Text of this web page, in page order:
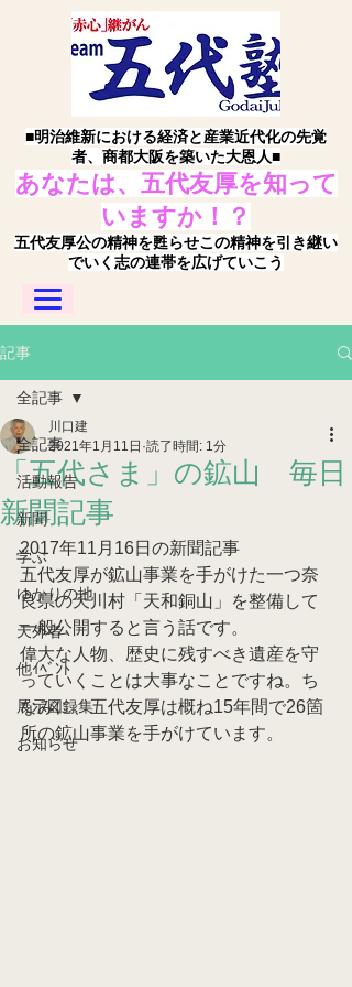
■明治維新における経済と産業近代化の先覚
者、商都大阪を築いた大恩人■
あなたは、五代友厚を知って
いますか！？
五代友厚公の精神を甦らせこの精神を引き継い
でいく志の連帯を広げていこう
記事
全記事
活動報告
新聞
学ぶ
ゆかりの地
天外者
他ｲﾍﾞﾝﾄ
展示図録集
お知らせ
全記事
「五代さま」の鉱山 毎日
新聞記事
川口建
2021年1月11日 読了時間: 1分
2017年11月16日の新聞記事
五代友厚が鉱山事業を手がけた一つ奈
良県の天川村「天和銅山」を整備して
一般公開すると言う話です。
偉大な人物、歴史に残すべき遺産を守
っていくことは大事なことですね。ち
なみに、五代友厚は概ね15年間で26箇
所の鉱山事業を手がけています。